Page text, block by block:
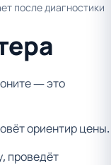
после диагностики
— это
ориентир цены.
проведёт